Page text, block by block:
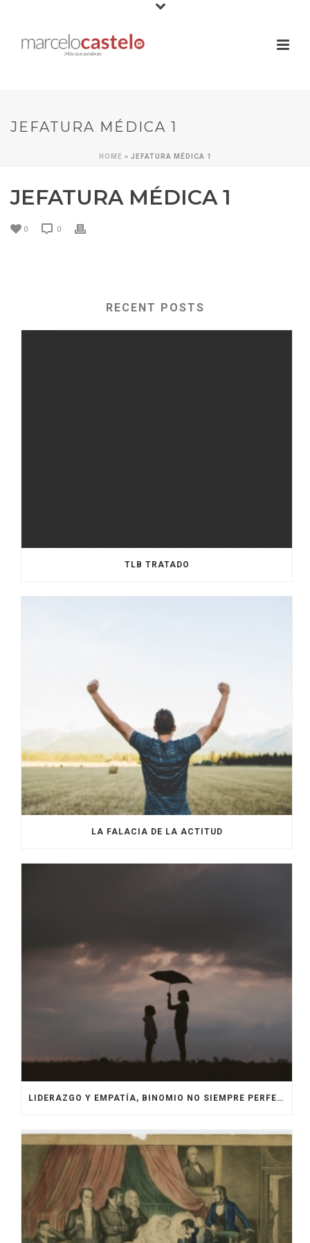
JEFATURA MÉDICA 1
HOME » JEFATURA MÉDICA 1
JEFATURA MÉDICA 1
0 0
RECENT POSTS
TLB TRATADO
LA FALACIA DE LA ACTITUD
LIDERAZGO Y EMPATÍA, BINOMIO NO SIEMPRE PERFECTO